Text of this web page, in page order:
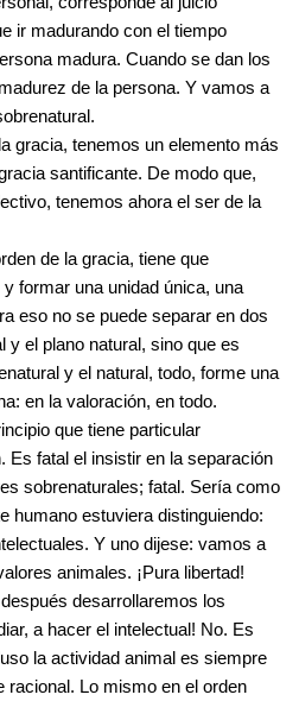
ir madurando con el tiempo
madura. Cuando se dan los
de la persona. Y vamos a
gracia, tenemos un elemento más
santificante. De modo que,
tenemos ahora el ser de la
de la gracia, tiene que
formar una unidad única, una
eso no se puede separar en dos
y el plano natural, sino que es
y el natural, todo, forme una
en la valoración, en todo.
que tiene particular
Es fatal el insistir en la separación
sobrenaturales; fatal. Sería como
humano estuviera distinguiendo:
Y uno dijese: vamos a
animales. ¡Pura libertad!
desarrollaremos los
a hacer el intelectual! No. Es
la actividad animal es siempre
racional. Lo mismo en el orden